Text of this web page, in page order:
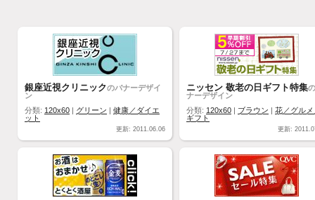
銀座近視クリニックのバナーデザイ
ン
分類: 120x60 グリーン
健康／ダイエ
ット
更新: 2011.06.06
ニッセン 敬老の日ギフト特集
ナーデザイン
分類: 120x60 ブラウン
花／グルメ
ギフト
更新: